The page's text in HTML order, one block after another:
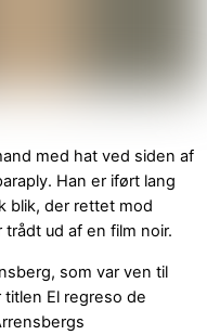
med hat ved siden af
Han er iført lang
blik, der rettet mod
ud af en film noir.
som var ven til
titlen El regreso de